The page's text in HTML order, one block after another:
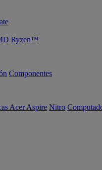
Ryzen™
Componentes
Acer Aspire Nitro